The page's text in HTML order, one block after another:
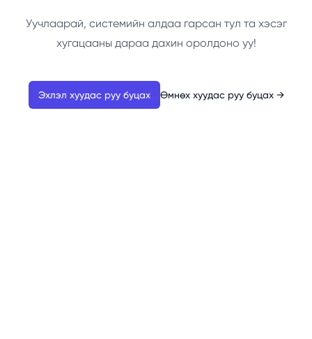
Уучлаарай, системийн алдаа гарсан тул та хэсэг
хугацааны дараа дахин оролдоно уу!
Эхлэл хуудас руу буцах Өмнөх хуудас руу буцах →